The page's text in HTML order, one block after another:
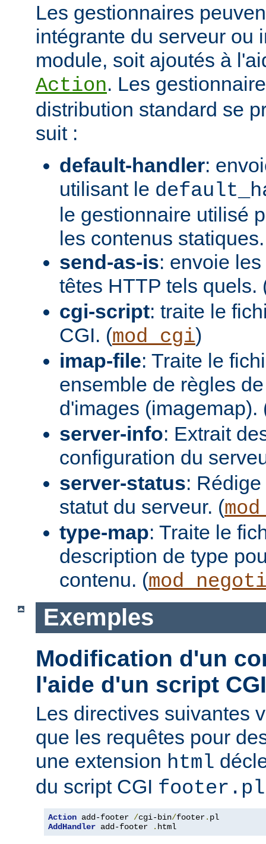
Les gestionnaires
intégrante du serveur ou
module, soit ajoutés à
Action. Les
distribution standard se
suit :
default-handler:
utilisant le
le gestionnaire utilisé
les contenus
send-as-is: envoie
têtes HTTP tels quels.
cgi-script: traite le
CGI. (mod_cgi)
imap-file: Traite le
ensemble de règles
d'images (imagemap).
server-info: Extrait
configuration du
server-status:
statut du serveur. (
type-map: Traite le
description de type
contenu. (
Exemples
Modification d'un
l'aide d'un script CGI
Les directives suivantes
que les requêtes pour
une extension html
du script CGI footer.pl
Action add-footer /cgi-bin/footer.
AddHandler add-footer . html